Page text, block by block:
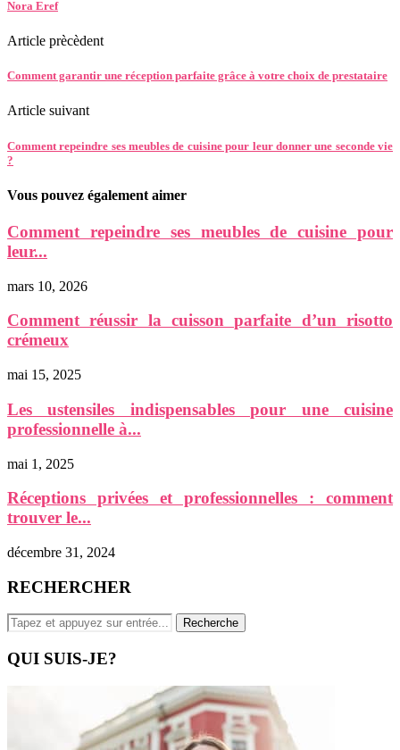
Nora Eref
Article prècèdent
Comment garantir une réception parfaite grâce à votre choix de prestataire
Article suivant
Comment repeindre ses meubles de cuisine pour leur donner une seconde vie
?
Vous pouvez également aimer
Comment repeindre ses meubles de cuisine pour
leur...
mars 10, 2026
Comment réussir la cuisson parfaite d’un risotto
crémeux
mai 15, 2025
Les ustensiles indispensables pour une cuisine
professionnelle à...
mai 1, 2025
Réceptions privées et professionnelles : comment
trouver le...
décembre 31, 2024
RECHERCHER
QUI SUIS-JE?